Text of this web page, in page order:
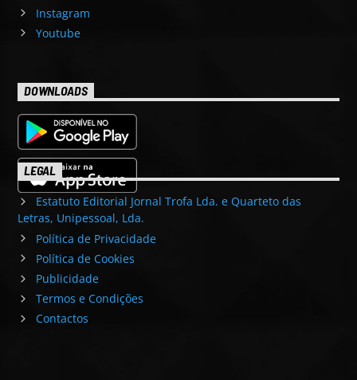
Instagram
Youtube
DOWNLOADS
LEGAL
Estatuto Editorial Jornal Trofa Lda. e Quarteto das
Letras, Unipessoal, Lda.
Política de Privacidade
Política de Cookies
Publicidade
Termos e Condições
Contactos